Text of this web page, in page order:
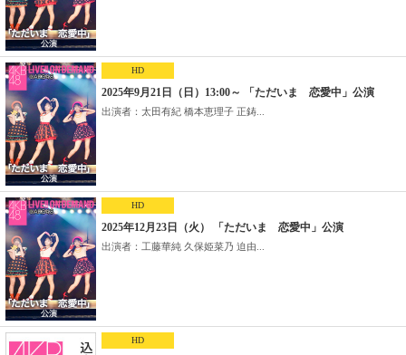
HD
2025年9月21日（日）13:00～ 「ただいま 恋愛中」公演
出演者：太田有紀 橋本恵理子 正鋳...
HD
2025年12月23日（火） 「ただいま 恋愛中」公演
出演者：工藤華純 久保姫菜乃 迫由...
HD